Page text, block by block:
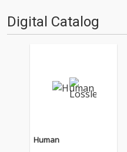
今作ではゲスト…
Digital Catalog
Human